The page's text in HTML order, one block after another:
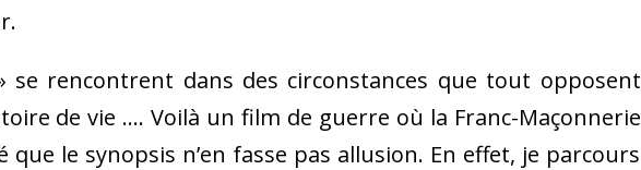
se rencontrent dans des circonstances que tout opposent
de vie …. Voilà un film de guerre où la Franc-Maçonnerie
le synopsis n’en fasse pas allusion. En effet, je parcours